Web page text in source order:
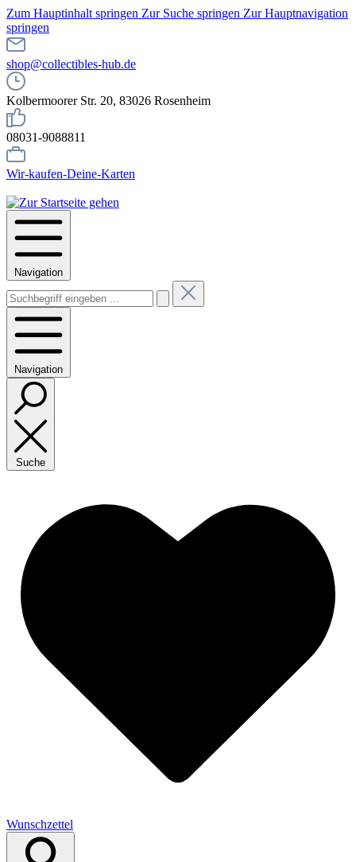
Zum Hauptinhalt springen Zur Suche springen Zur Hauptnavigation
springen
shop@collectibles-hub.de
Kolbermoorer Str. 20, 83026 Rosenheim
08031-9088811
Wir-kaufen-Deine-Karten
Navigation
Navigation
Suche
Wunschzettel